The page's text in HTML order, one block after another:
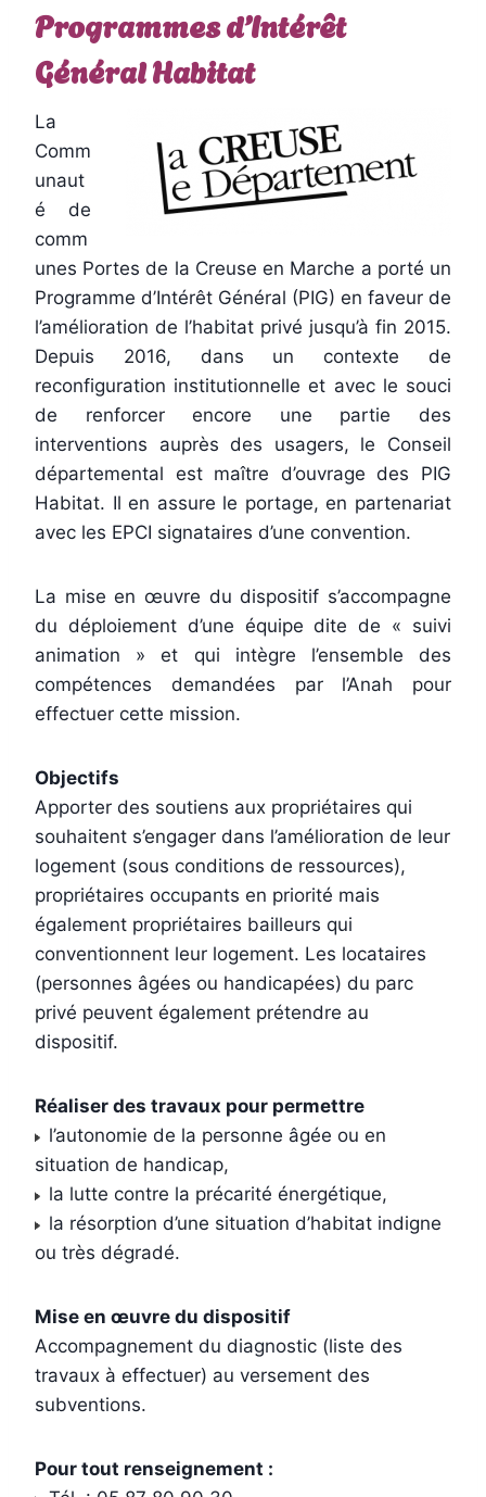
Programmes d’Intérêt
Général Habitat
La
Comm
unaut
é de
comm
unes Portes de la Creuse en Marche a porté un
Programme d’Intérêt Général (PIG) en faveur de
l’amélioration de l’habitat privé jusqu’à fin 2015.
Depuis 2016, dans un contexte de
reconfiguration institutionnelle et avec le souci
de renforcer encore une partie des
interventions auprès des usagers, le Conseil
départemental est maître d’ouvrage des PIG
Habitat. Il en assure le portage, en partenariat
avec les EPCI signataires d’une convention.
La mise en œuvre du dispositif s’accompagne
du déploiement d’une équipe dite de « suivi
animation » et qui intègre l’ensemble des
compétences demandées par l’Anah pour
effectuer cette mission.
Objectifs
Apporter des soutiens aux propriétaires qui
souhaitent s’engager dans l’amélioration de leur
logement (sous conditions de ressources),
propriétaires occupants en priorité mais
également propriétaires bailleurs qui
conventionnent leur logement. Les locataires
(personnes âgées ou handicapées) du parc
privé peuvent également prétendre au
dispositif.
Réaliser des travaux pour permettre
l’autonomie de la personne âgée ou en
situation de handicap,
la lutte contre la précarité énergétique,
la résorption d’une situation d’habitat indigne
ou très dégradé.
Mise en œuvre du dispositif
Accompagnement du diagnostic (liste des
travaux à effectuer) au versement des
subventions.
Pour tout renseignement :